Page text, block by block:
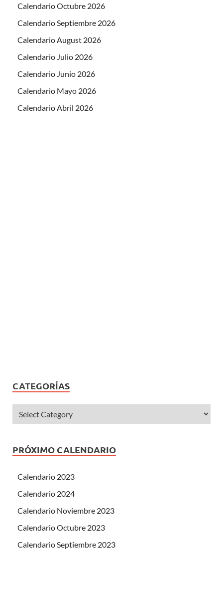
Calendario Octubre 2026
Calendario Septiembre 2026
Calendario August 2026
Calendario Julio 2026
Calendario Junio 2026
Calendario Mayo 2026
Calendario Abril 2026
CATEGORÍAS
PRÓXIMO CALENDARIO
Calendario 2023
Calendario 2024
Calendario Noviembre 2023
Calendario Octubre 2023
Calendario Septiembre 2023